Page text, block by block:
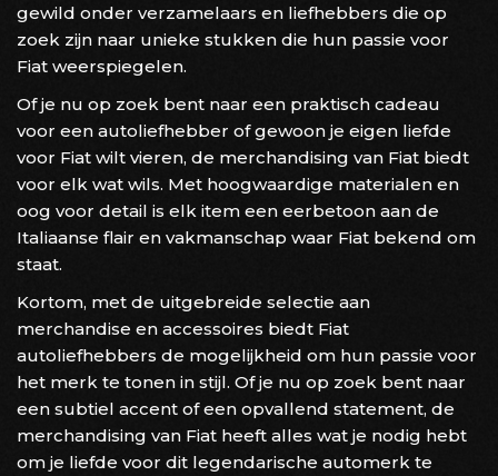
gewild onder verzamelaars en liefhebbers die op
zoek zijn naar unieke stukken die hun passie voor
Fiat weerspiegelen.
Of je nu op zoek bent naar een praktisch cadeau
voor een autoliefhebber of gewoon je eigen liefde
voor Fiat wilt vieren, de merchandising van Fiat biedt
voor elk wat wils. Met hoogwaardige materialen en
oog voor detail is elk item een eerbetoon aan de
Italiaanse flair en vakmanschap waar Fiat bekend om
staat.
Kortom, met de uitgebreide selectie aan
merchandise en accessoires biedt Fiat
autoliefhebbers de mogelijkheid om hun passie voor
het merk te tonen in stijl. Of je nu op zoek bent naar
een subtiel accent of een opvallend statement, de
merchandising van Fiat heeft alles wat je nodig hebt
om je liefde voor dit legendarische automerk te